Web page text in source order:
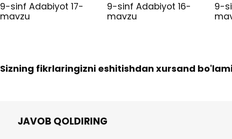
9-sinf Adabiyot 17-
mavzu
9-sinf Adabiyot 16-
mavzu
9-
Sizning fikrlaringizni eshitishdan xursand
JAVOB QOLDIRING